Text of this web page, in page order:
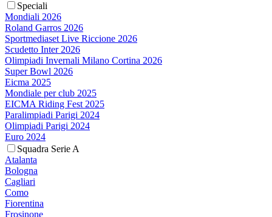
Speciali
Mondiali 2026
Roland Garros 2026
Sportmediaset Live Riccione 2026
Scudetto Inter 2026
Olimpiadi Invernali Milano Cortina 2026
Super Bowl 2026
Eicma 2025
Mondiale per club 2025
EICMA Riding Fest 2025
Paralimpiadi Parigi 2024
Olimpiadi Parigi 2024
Euro 2024
Squadra Serie A
Atalanta
Bologna
Cagliari
Como
Fiorentina
Frosinone